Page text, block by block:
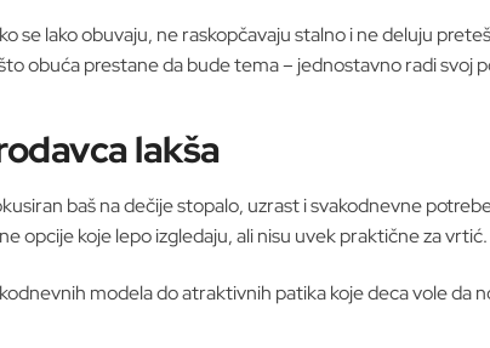
se lako obuvaju, ne raskopčavaju stalno i ne deluju
obuća prestane da bude tema – jednostavno radi svoj
lakša
baš na dečije stopalo, uzrast i svakodnevne
opcije koje lepo izgledaju, ali nisu uvek praktične za vrtić.
modela do atraktivnih patika koje deca vole da